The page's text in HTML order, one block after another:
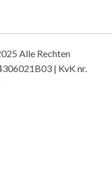
Alle Rechten
| KvK nr.